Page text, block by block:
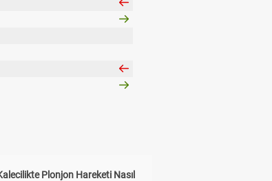
Plonjon Hareketi Nasıl